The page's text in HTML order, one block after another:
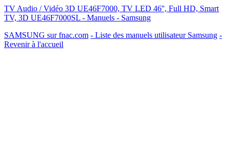
TV Audio / Vidéo 3D UE46F7000, TV LED 46'', Full HD, Smart
TV, 3D UE46F7000SL - Manuels - Samsung
SAMSUNG sur fnac.com - Liste des manuels utilisateur Samsung -
Revenir à l'accueil